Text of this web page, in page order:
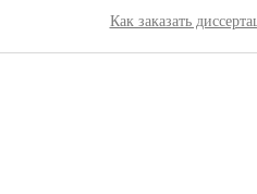
Как заказать